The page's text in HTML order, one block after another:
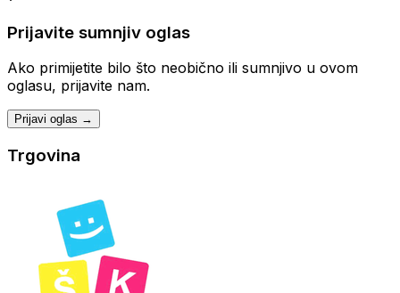
Prijavite sumnjiv oglas
Ako primijetite bilo što neobično ili sumnjivo u ovom
oglasu, prijavite nam.
Prijavi oglas →
Trgovina